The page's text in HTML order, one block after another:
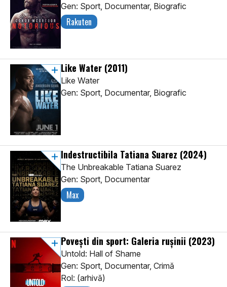
Gen: Sport, Documentar, Biografic
Rakuten
Like Water (2011)
Like Water
Gen: Sport, Documentar, Biografic
Indestructibila Tatiana Suarez (2024)
The Unbreakable Tatiana Suarez
Gen: Sport, Documentar
Max
Povești din sport: Galeria rușinii (2023)
Untold: Hall of Shame
Gen: Sport, Documentar, Crimă
Rol: (arhivă)